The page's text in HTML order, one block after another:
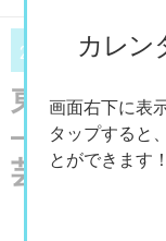
2026 09/5（土
東京都現
―時を共に
芸術のまな
カレン
画面右下に表
タップすると
とができます！